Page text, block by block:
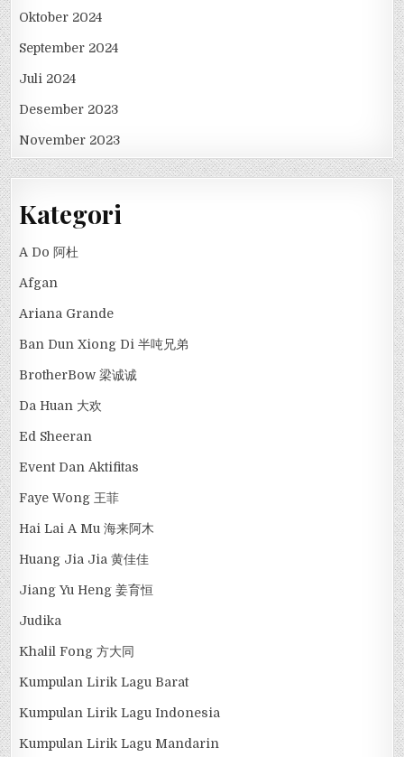
Oktober 2024
September 2024
Juli 2024
Desember 2023
November 2023
Kategori
A Do 阿杜
Afgan
Ariana Grande
Ban Dun Xiong Di 半吨兄弟
BrotherBow 梁诚诚
Da Huan 大欢
Ed Sheeran
Event Dan Aktifitas
Faye Wong 王菲
Hai Lai A Mu 海来阿木
Huang Jia Jia 黄佳佳
Jiang Yu Heng 姜育恒
Judika
Khalil Fong 方大同
Kumpulan Lirik Lagu Barat
Kumpulan Lirik Lagu Indonesia
Kumpulan Lirik Lagu Mandarin